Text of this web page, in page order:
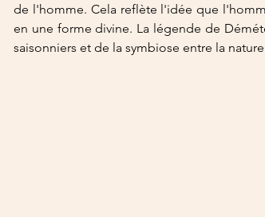
de l'homme. Cela reflète l'idée que
en une forme divine. La légende de
saisonniers et de la symbiose entre la